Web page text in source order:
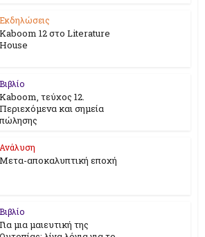
Εκδηλώσεις
Kaboom 12 στο Literature
House
Βιβλίο
Kaboom, τεύχος 12.
Περιεχόμενα και σημεία
πώλησης
Ανάλυση
Μετα-αποκαλυπτική εποχή
Βιβλίο
Για μια μαιευτική της